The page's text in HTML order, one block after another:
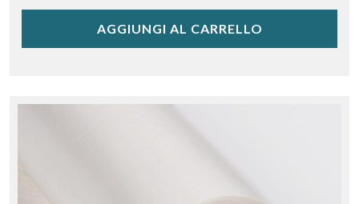
AGGIUNGI AL CARRELLO